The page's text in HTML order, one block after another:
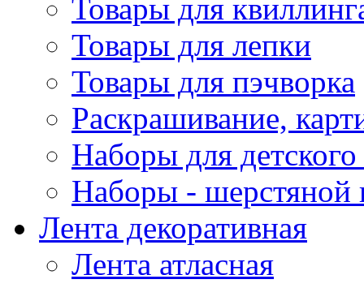
Товары для
Товары для лепки
Товары для пэчворка
Раскрашивание,
Наборы для
Наборы - шерстяной
Лента декоративная
Лента атласная